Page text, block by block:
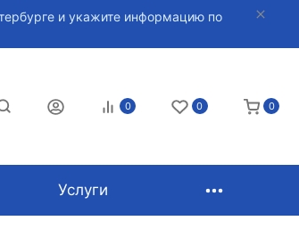
и укажите информацию по
0 0 0
Услуги